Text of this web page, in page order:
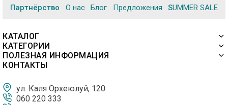
Партнёрство О нас Блог Предложения SUMMER SALE
КАТАЛОГ
КАТЕГОРИИ
ПОЛЕЗНАЯ ИНФОРМАЦИЯ
КОНТАКТЫ
ул. Каля Орхеюлуй, 120
060 220 333